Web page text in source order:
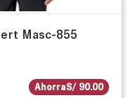
Masc-855
AhorraS/ 90.00